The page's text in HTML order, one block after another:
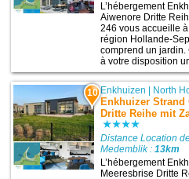
L’hébergement
Aiwenore Dritte
246 vous accueille
région Hollande-
comprend un
à votre disposition
10 Enkhuizen | North
Enkhuizer Strand
Dritte Reihe mit
Distance Location
Medemblik :13km
L’hébergement
Meeresbrise Dritte